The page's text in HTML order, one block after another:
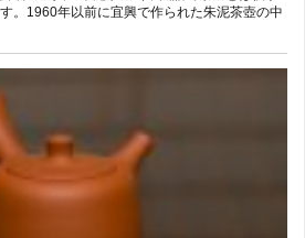
。1960年以前に宜興で作られた朱泥茶壺の中